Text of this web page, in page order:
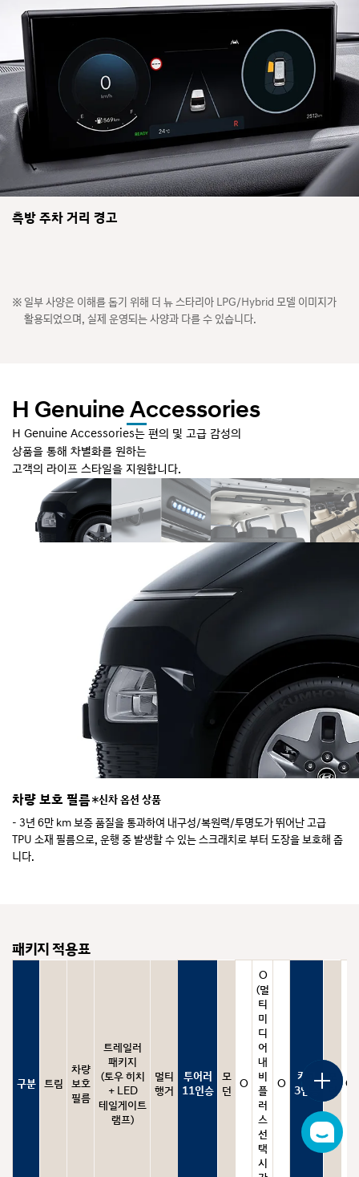
측방 주차 거리 경고
일부 사양은 이해를 돕기 위해 더 뉴 스타리아 LPG/Hybrid 모델 이미지가
활용되었으며, 실제 운영되는 사양과 다를 수 있습니다.
H Genuine Accessories
H Genuine Accessories는 편의 및 고급 감성의
상품을 통해 차별화를 원하는
고객의 라이프 스타일을 지원합니다.
차량 보호 필름 신차 옵션 상품
- 3년 6만 km 보증 품질을 통과하여 내구성/복원력/투명도가 뛰어난 고급
TPU 소재 필름으로, 운행 중 발생할 수 있는 스크래치로 부터 도장을 보호해 줍
니다.
트레일러 패키지 신차 옵션 상품
토우히치
멀티 행거 신차 옵션 상품
멀티 커튼 애프터마켓 전용 상품
실외 V2L 커넥터 애프터마켓 전용 상품
패키지 적용표
구분 트림
차량
보호
필름
트레일러
패키지
(토우 히치
+ LED
테일게이트
램프)
멀티
행거
투어러
11인승
모
던
O
O
(멀
티
미
디
어
내
비
플
러
스
선
택
시
O
카고
3인승
O
로
팅
메
뉴
열
기
의
구
매
혜
택
이달의 구매혜택
그
챗
봇